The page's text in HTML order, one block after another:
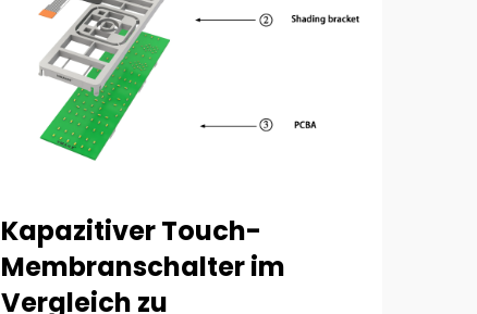
Kapazitiver Touch-
Membranschalter im
Vergleich zu